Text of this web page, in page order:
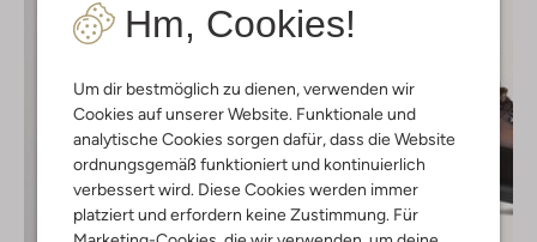
Hm, Cookies!
Um dir bestmöglich zu dienen, verwenden wir
Cookies auf unserer Website. Funktionale und
analytische Cookies sorgen dafür, dass die Website
ordnungsgemäß funktioniert und kontinuierlich
verbessert wird. Diese Cookies werden immer
platziert und erfordern keine Zustimmung. Für